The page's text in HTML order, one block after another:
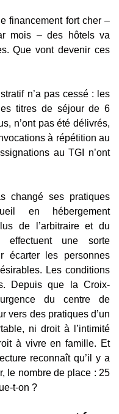
financement fort cher –
mois – des hôtels va
Que vont devenir ces
n’a pas cessé : les
titres de séjour de 6
n’ont pas été délivrés,
à répétition au
au TGI n’ont
changé ses pratiques
en hébergement
de l’arbitraire et du
effectuent une sorte
écarter les personnes
Les conditions
Depuis que la Croix-
du centre de
vers des pratiques d’un
ni droit à l’intimité
à vivre en famille. Et
reconnaît qu’il y a
le nombre de place : 25
t-on ?